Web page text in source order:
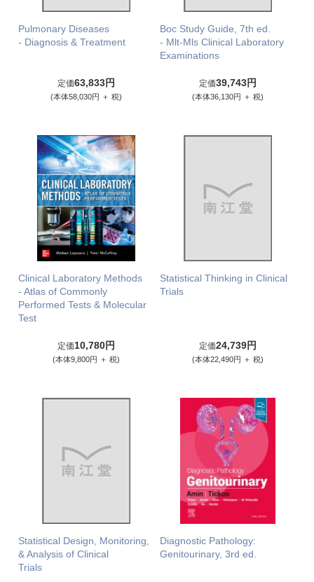
Pulmonary Diseases
- Diagnosis & Treatment
定価63,833円
(本体58,030円 ＋ 税)
Boc Study Guide, 7th ed.
- Mlt-Mls Clinical Laboratory
Examinations
定価39,743円
(本体36,130円 ＋ 税)
Clinical Laboratory Methods
- Atlas of Commonly
Performed Tests & Molecular
Test
定価10,780円
(本体9,800円 ＋ 税)
Statistical Thinking in Clinical
Trials
定価24,739円
(本体22,490円 ＋ 税)
Statistical Design, Monitoring,
& Analysis of Clinical
Trials
Diagnostic Pathology:
Genitourinary, 3rd ed.